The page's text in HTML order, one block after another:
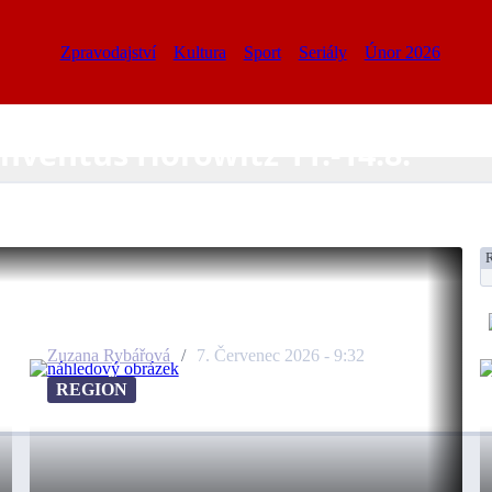
Zpravodajství Kultura Sport Seriály Únor 2026
Horowitz 11.-14.8.
Zuzana Rybářová / 7. Červenec 2026 - 9:32
REGION